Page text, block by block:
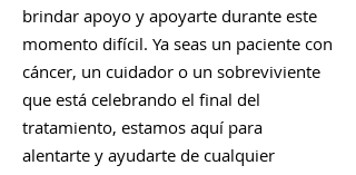
brindar apoyo y apoyarte durante este
momento difícil. Ya seas un paciente con
cáncer, un cuidador o un sobreviviente
que está celebrando el final del
tratamiento, estamos aquí para
alentarte y ayudarte de cualquier